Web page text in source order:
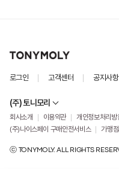
로그인 고객센터 공지사항
(주) 토니모리
회사소개 이용약관 개인정보처리방
(주)나이스페이 구매안전서비스
가맹
ⓒ TONYMOLY. ALL RIGHTS